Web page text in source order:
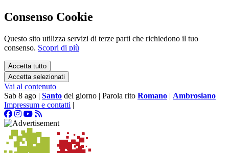
Consenso Cookie
Questo sito utilizza servizi di terze parti che richiedono il tuo
consenso. Scopri di più
Accetta tutto
Accetta selezionati
Vai al contenuto
Sab 8 ago | Santo del giorno | Parola rito Romano | Ambrosiano
Impressum e contatti |